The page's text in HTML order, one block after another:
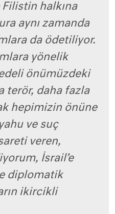
Filistin halkına
aynı zamanda
da ödetiliyor.
yönelik
önümüzdeki
terör, daha fazla
hepimizin önüne
ve suç
veren,
İsrail’e
diplomatik
ikircikli